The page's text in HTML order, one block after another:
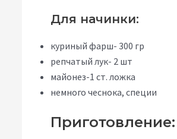
Для начинки:
куриный фарш- 300 гр
репчатый лук- 2 шт
майонез-1 ст. ложка
немного чеснока, специи
Приготовление: